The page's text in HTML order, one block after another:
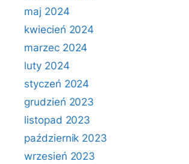
maj 2024
kwiecień 2024
marzec 2024
luty 2024
styczeń 2024
grudzień 2023
listopad 2023
październik 2023
wrzesień 2023